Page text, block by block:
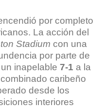
por completo
La acción del
Stadium con una
por parte de
inapelable 7-1 a la
caribeño
desde los
interiores